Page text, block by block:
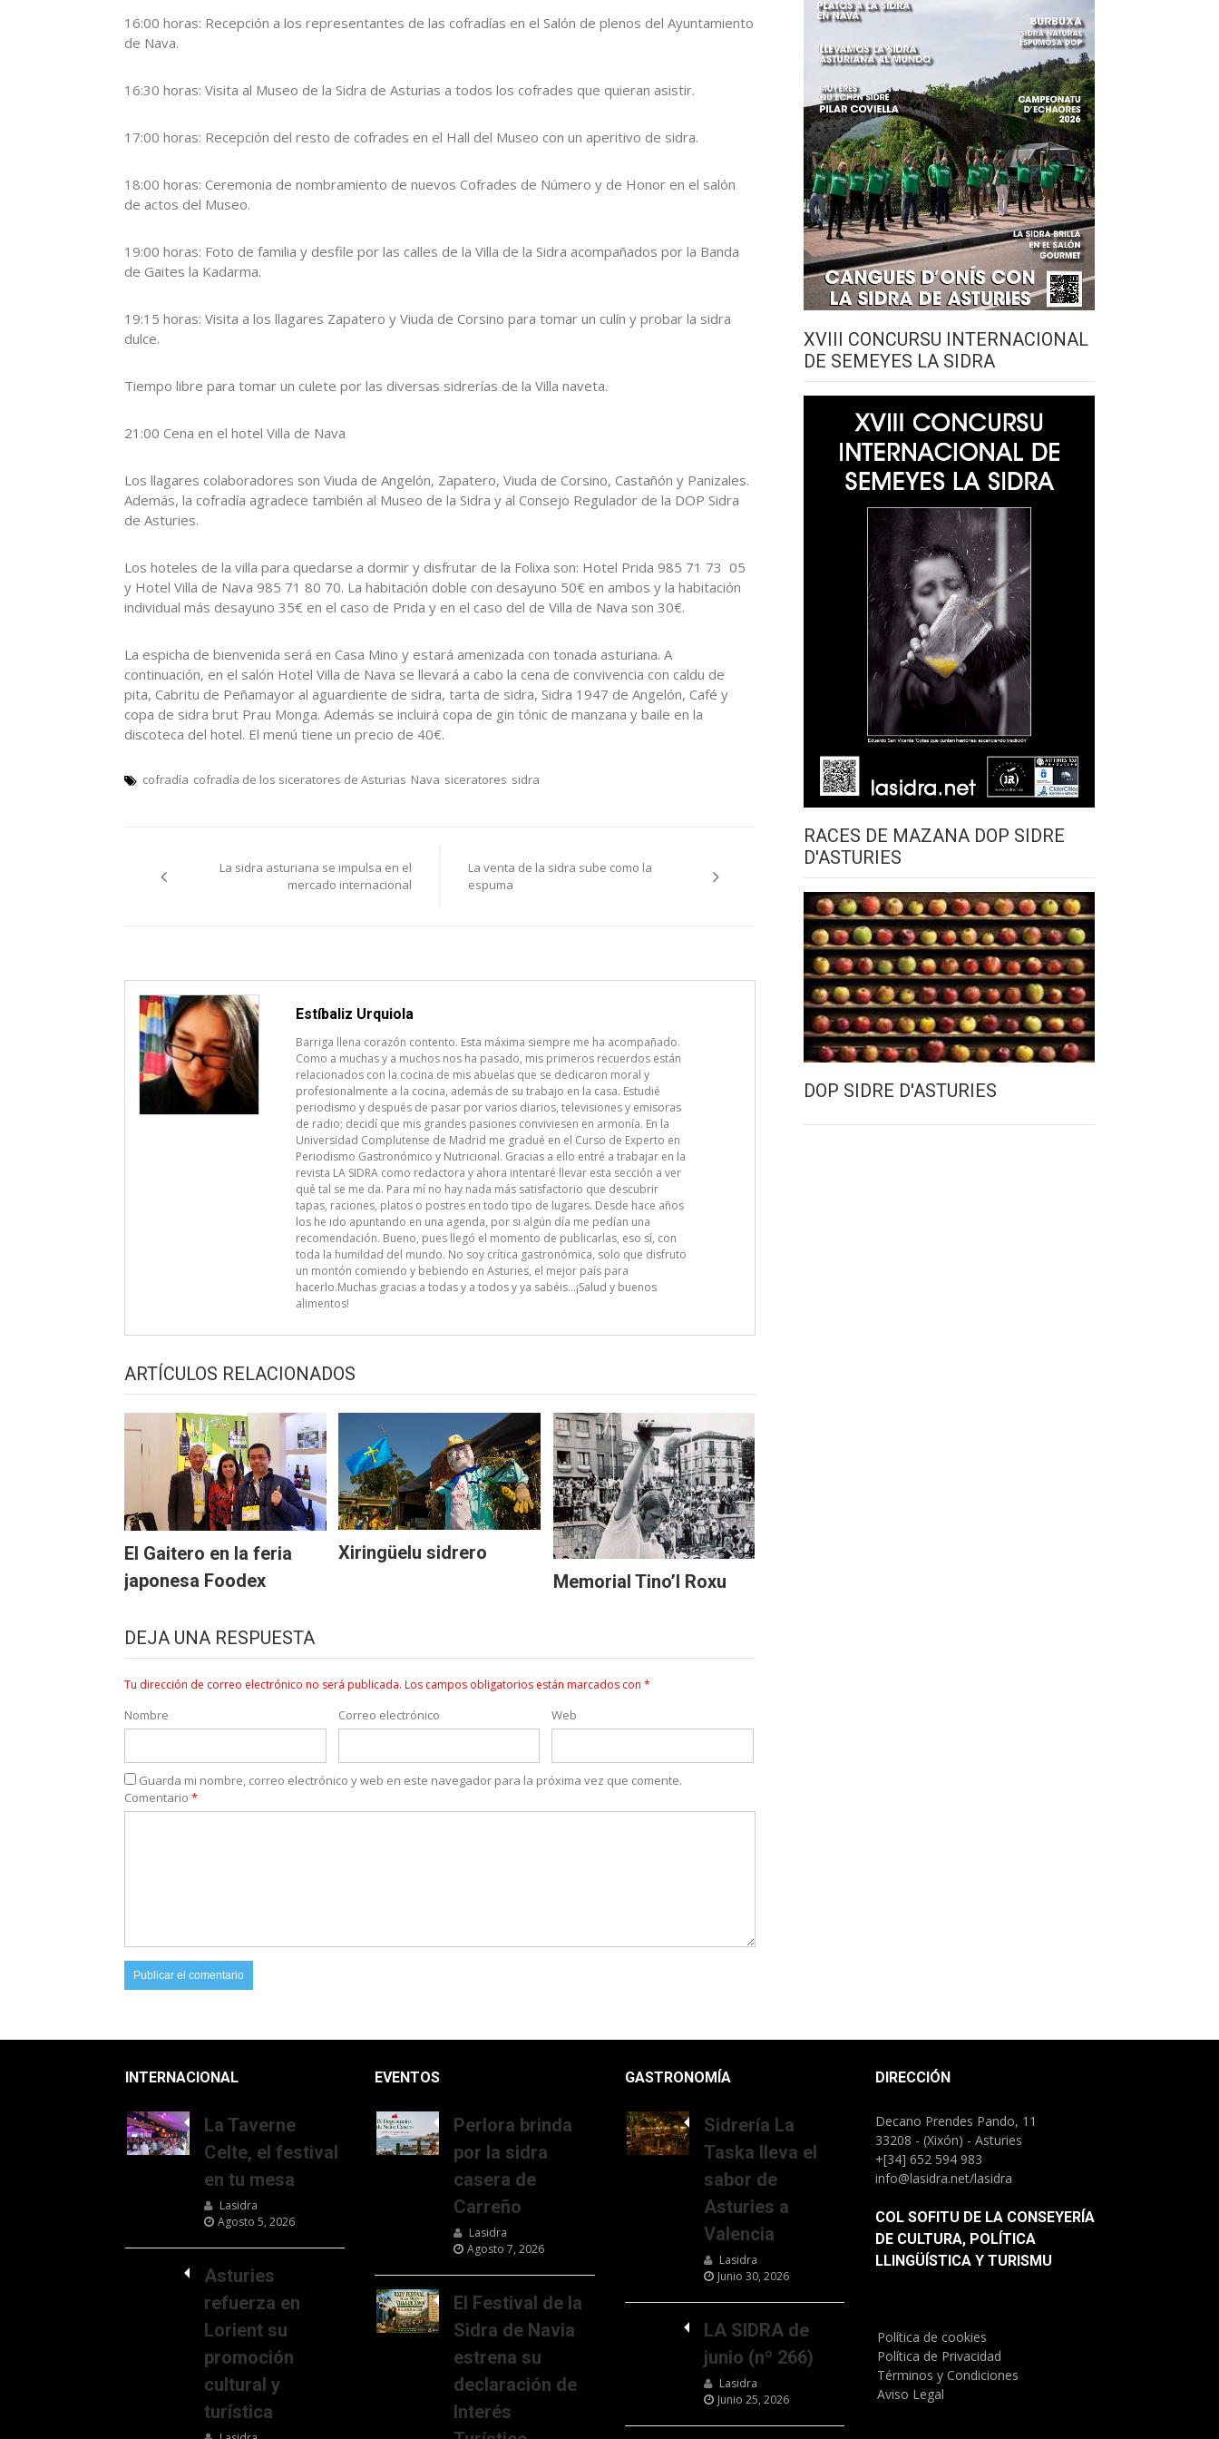
16:00 horas: Recepción a los representantes de las cofradías en el Salón de plenos del Ayuntamiento
de Nava.
16:30 horas: Visita al Museo de la Sidra de Asturias a todos los cofrades que quieran asistir.
17:00 horas: Recepción del resto de cofrades en el Hall del Museo con un aperitivo de sidra.
18:00 horas: Ceremonia de nombramiento de nuevos Cofrades de Número y de Honor en el salón
de actos del Museo.
19:00 horas: Foto de familia y desfile por las calles de la Villa de la Sidra acompañados por la Banda
de Gaites la Kadarma.
19:15 horas: Visita a los llagares Zapatero y Viuda de Corsino para tomar un culín y probar la sidra
dulce.
Tiempo libre para tomar un culete por las diversas sidrerías de la Villa naveta.
21:00 Cena en el hotel Villa de Nava
Los llagares colaboradores son Viuda de Angelón, Zapatero, Viuda de Corsino, Castañón y Panizales.
Además, la cofradía agradece también al Museo de la Sidra y al Consejo Regulador de la DOP Sidra
de Asturies.
Los hoteles de la villa para quedarse a dormir y disfrutar de la Folixa son: Hotel Prida 985 71 73 05
y Hotel Villa de Nava 985 71 80 70. La habitación doble con desayuno 50€ en ambos y la habitación
individual más desayuno 35€ en el caso de Prida y en el caso del de Villa de Nava son 30€.
La espicha de bienvenida será en Casa Mino y estará amenizada con tonada asturiana. A
continuación, en el salón Hotel Villa de Nava se llevará a cabo la cena de convivencia con caldu de
pita, Cabritu de Peñamayor al aguardiente de sidra, tarta de sidra, Sidra 1947 de Angelón, Café y
copa de sidra brut Prau Monga. Además se incluirá copa de gin tónic de manzana y baile en la
discoteca del hotel. El menú tiene un precio de 40€.
cofradía cofradía de los siceratores de Asturias Nava siceratores sidra
de
La sidra asturiana se impulsa en el
mercado internacional
La venta de la sidra sube como la
espuma
Estíbaliz Urquiola
Barriga llena corazón contento. Esta máxima siempre me ha acompañado.
Como a muchas y a muchos nos ha pasado, mis primeros recuerdos están
relacionados con la cocina de mis abuelas que se dedicaron moral y
profesionalmente a la cocina, además de su trabajo en la casa. Estudié
periodismo y después de pasar por varios diarios, televisiones y emisoras
de radio; decidí que mis grandes pasiones conviviesen en armonía. En la
Universidad Complutense de Madrid me gradué en el Curso de Experto en
Periodismo Gastronómico y Nutricional. Gracias a ello entré a trabajar en la
revista LA SIDRA como redactora y ahora intentaré llevar esta sección a ver
qué tal se me da. Para mí no hay nada más satisfactorio que descubrir
tapas, raciones, platos o postres en todo tipo de lugares. Desde hace años
los he ido apuntando en una agenda, por si algún día me pedían una
recomendación. Bueno, pues llegó el momento de publicarlas, eso sí, con
toda la humildad del mundo. No soy crítica gastronómica, solo que disfruto
un montón comiendo y bebiendo en Asturies, el mejor país para
hacerlo.Muchas gracias a todas y a todos y ya sabéis…¡Salud y buenos
alimentos!
ARTÍCULOS RELACIONADOS
El Gaitero en la feria
japonesa Foodex
Xiringüelu sidrero
Memorial Tino’l Roxu
DEJA UNA RESPUESTA
Tu dirección de correo electrónico no será publicada. Los campos obligatorios están marcados con *
Nombre Correo electrónico Web
Guarda mi nombre, correo electrónico y web en este navegador para la próxima vez que comente.
Comentario *
XVIII CONCURSU INTERNACIONAL
DE SEMEYES LA SIDRA
RACES DE MAZANA DOP SIDRE
D'ASTURIES
DOP SIDRE D'ASTURIES
INTERNACIONAL
La Taverne
Celte, el festival
en tu mesa
Lasidra
Agosto 5, 2026
Asturies
refuerza en
Lorient su
promoción
cultural y
turística
EVENTOS
Perlora brinda
por la sidra
casera de
Carreño
Lasidra
Agosto 7, 2026
El Festival de la
Sidra de Navia
estrena su
declaración de
Interés
GASTRONOMÍA
Sidrería La
Taska lleva el
sabor de
Asturies a
Valencia
Lasidra
Junio 30, 2026
LA SIDRA de
junio (nº 266)
Lasidra
Junio 25, 2026
DIRECCIÓN
Decano Prendes Pando, 11
33208 - (Xixón) - Asturies
+[34] 652 594 983
info@lasidra.net/lasidra
COL SOFITU DE LA CONSEYERÍA
DE CULTURA, POLÍTICA
LLINGÜÍSTICA Y TURISMU
Política de cookies
Política de Privacidad
Términos y Condiciones
Aviso Legal